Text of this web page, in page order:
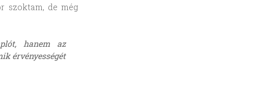
szoktam, de még
hanem az
érvényességét